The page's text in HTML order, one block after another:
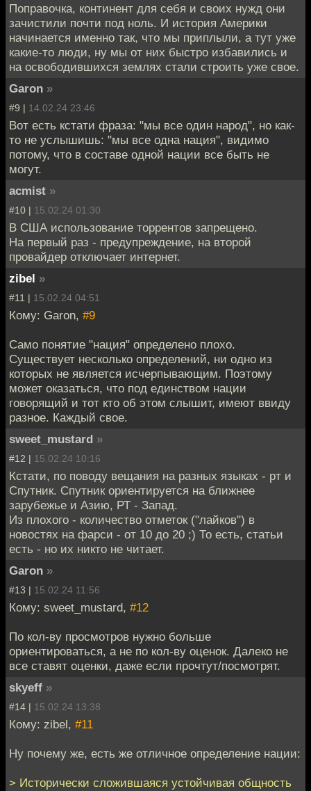
Поправочка, континент для себя и своих нужд они
зачистили почти под ноль. И история Америки
начинается именно так, что мы приплыли, а тут уже
какие-то люди, ну мы от них быстро избавились и
на освободившихся землях стали строить уже свое.
Garon »
#9 | 14.02.24 23:46
Вот есть кстати фраза: "мы все один народ", но как-
то не услышишь: "мы все одна нация", видимо
потому, что в составе одной нации все быть не
могут.
acmist »
#10 | 15.02.24 01:30
В США использование торрентов запрещено.
На первый раз - предупреждение, на второй
провайдер отключает интернет.
zibel »
#11 | 15.02.24 04:51
Кому: Garon, #9
Само понятие "нация" определено плохо.
Существует несколько определений, ни одно из
которых не является исчерпывающим. Поэтому
может оказаться, что под единством нации
говорящий и тот кто об этом слышит, имеют ввиду
разное. Каждый свое.
sweet_mustard »
#12 | 15.02.24 10:16
Кстати, по поводу вещания на разных языках - рт и
Спутник. Спутник ориентируется на ближнее
зарубежье и Азию, РТ - Запад.
Из плохого - количество отметок ("лайков") в
новостях на фарси - от 10 до 20 ;) То есть, статьи
есть - но их никто не читает.
Garon »
#13 | 15.02.24 11:56
Кому: sweet_mustard, #12
По кол-ву просмотров нужно больше
ориентироваться, а не по кол-ву оценок. Далеко не
все ставят оценки, даже если прочтут/посмотрят.
skyeff »
#14 | 15.02.24 13:38
Кому: zibel, #11
Ну почему же, есть же отличное определение нации:
> Исторически сложившаяся устойчивая общность